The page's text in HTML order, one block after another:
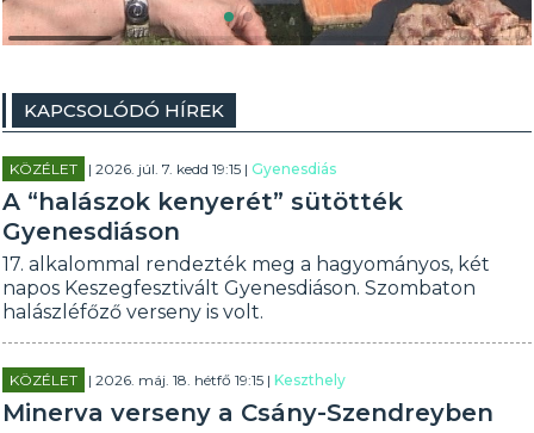
KAPCSOLÓDÓ HÍREK
KÖZÉLET | 2026. júl. 7. kedd 19:15 |Gyenesdiás
A “halászok kenyerét” sütötték
Gyenesdiáson
17. alkalommal rendezték meg a hagyományos, két
napos Keszegfesztivált Gyenesdiáson. Szombaton
halászléfőző verseny is volt.
KÖZÉLET | 2026. máj. 18. hétfő 19:15 |Keszthely
Minerva verseny a Csány-Szendreyben